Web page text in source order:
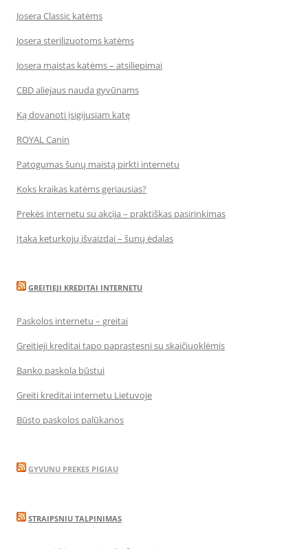
Josera Classic katėms
Josera sterilizuotoms katėms
Josera maistas katėms – atsiliepimai
CBD aliejaus nauda gyvūnams
Ką dovanoti įsigijusiam katę
ROYAL Canin
Patogumas šunų maistą pirkti internetu
Koks kraikas katėms geriausias?
Prekės internetu su akcija – praktiškas pasirinkimas
Įtaka keturkojų išvaizdai – šunų ėdalas
GREITIEJI KREDITAI INTERNETU
Paskolos internetu – greitai
Greitieji kreditai tapo paprastesni su skaičiuoklėmis
Banko paskola būstui
Greiti kreditai internetu Lietuvoje
Būsto paskolos palūkanos
GYVUNU PREKES PIGIAU
STRAIPSNIU TALPINIMAS